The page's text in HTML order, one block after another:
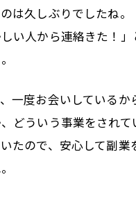
は久しぶりでしたね。
い人から連絡きた！」
一度お会いしているか
どういう事業をされて
たので、安心して副業